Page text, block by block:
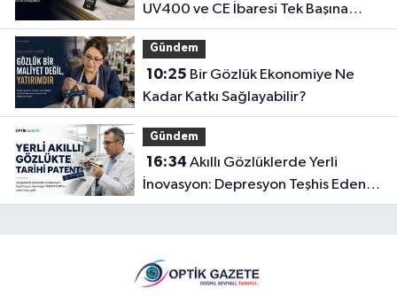
UV400 ve CE İbaresi Tek Başına
Yeterli mi?
Gündem
10:25
Kadar Katkı Sağlayabilir?
Gündem
16:34
İnovasyon: Depresyon Teşhis Eden
Gözlüğe Türkpatent Onayı